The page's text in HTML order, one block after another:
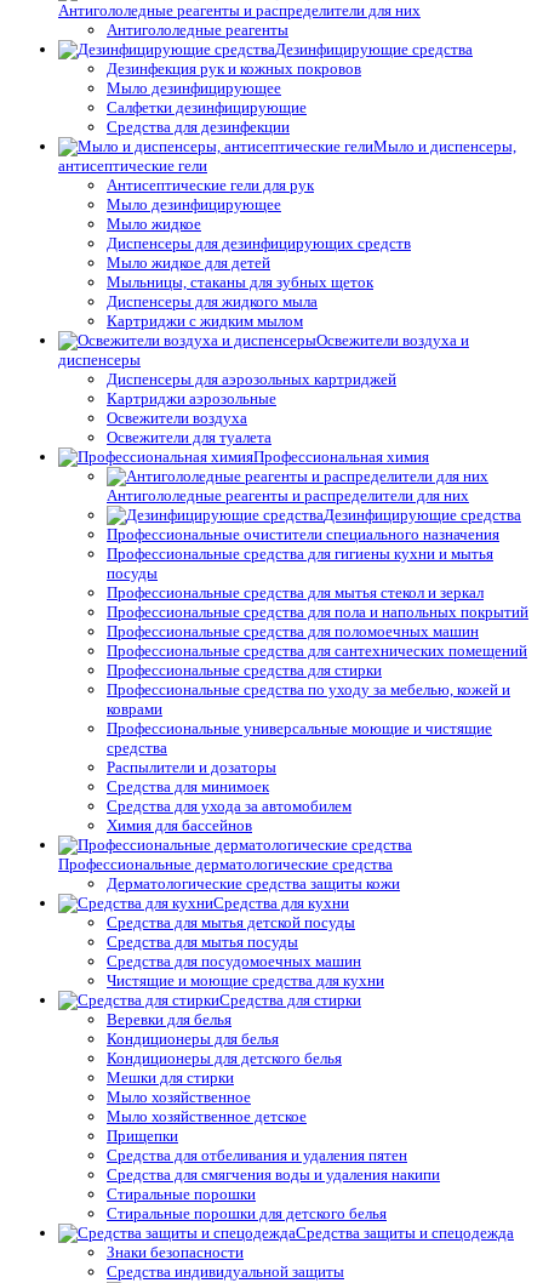
Антигололедные реагенты и распределители для них
Антигололедные реагенты
Дезинфицирующие средства
Дезинфекция рук и кожных покровов
Мыло дезинфицирующее
Салфетки дезинфицирующие
Средства для дезинфекции
Мыло и диспенсеры,
антисептические гели
Антисептические гели для рук
Мыло дезинфицирующее
Мыло жидкое
Диспенсеры для дезинфицирующих средств
Мыло жидкое для детей
Мыльницы, стаканы для зубных щеток
Диспенсеры для жидкого мыла
Картриджи с жидким мылом
Освежители воздуха и
диспенсеры
Диспенсеры для аэрозольных картриджей
Картриджи аэрозольные
Освежители воздуха
Освежители для туалета
Профессиональная химия
Антигололедные реагенты и распределители для них
Дезинфицирующие средства
Профессиональные очистители специального назначения
Профессиональные средства для гигиены кухни и мытья
посуды
Профессиональные средства для мытья стекол и зеркал
Профессиональные средства для пола и напольных покрытий
Профессиональные средства для поломоечных машин
Профессиональные средства для сантехнических помещений
Профессиональные средства для стирки
Профессиональные средства по уходу за мебелью, кожей и
коврами
Профессиональные универсальные моющие и чистящие
средства
Распылители и дозаторы
Средства для минимоек
Средства для ухода за автомобилем
Химия для бассейнов
Профессиональные дерматологические средства
Дерматологические средства защиты кожи
Средства для кухни
Средства для мытья детской посуды
Средства для мытья посуды
Средства для посудомоечных машин
Чистящие и моющие средства для кухни
Средства для стирки
Веревки для белья
Кондиционеры для белья
Кондиционеры для детского белья
Мешки для стирки
Мыло хозяйственное
Мыло хозяйственное детское
Прищепки
Средства для отбеливания и удаления пятен
Средства для смягчения воды и удаления накипи
Стиральные порошки
Стиральные порошки для детского белья
Средства защиты и спецодежда
Знаки безопасности
Средства индивидуальной защиты